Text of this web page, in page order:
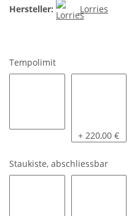
Hersteller:
Lorries
Tempolimit
100 KM/H
+ 220,00 €
Staukiste, abschliessbar